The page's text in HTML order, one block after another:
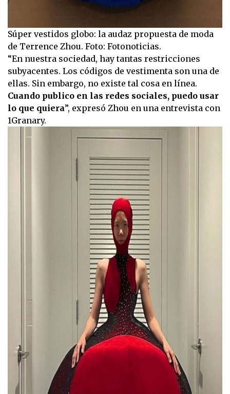
Súper vestidos globo: la audaz propuesta de moda
de Terrence Zhou. Foto: Fotonoticias.
“En nuestra sociedad, hay tantas restricciones
subyacentes. Los códigos de vestimenta son una de
ellas. Sin embargo, no existe tal cosa en línea.
Cuando publico en las redes sociales, puedo usar
lo que quiera”, expresó Zhou en una entrevista con
1Granary.